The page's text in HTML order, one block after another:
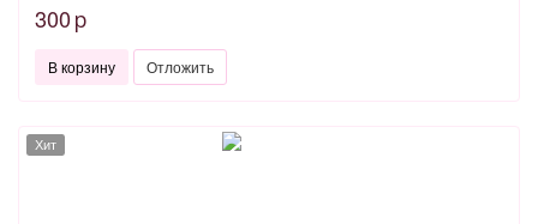
300 p
В корзину Отложить
Хит